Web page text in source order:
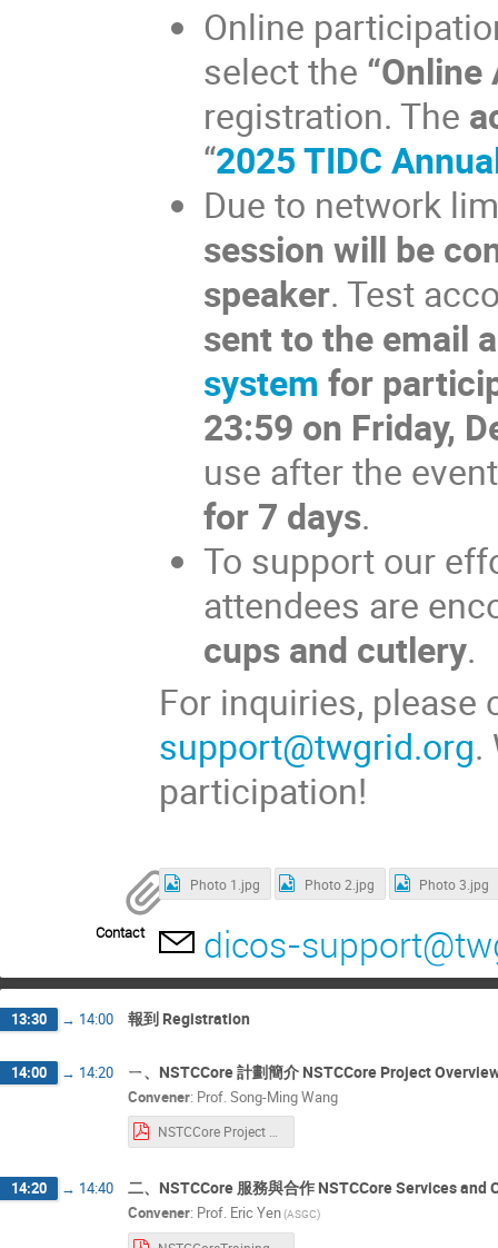
Online
select the
registration. The
“2025 TIDC
Due to network
session will be
speaker. Test
sent to the email
system for
23:59 on Friday,
use after the
for 7 days.
To support our
attendees are
cups and cutlery.
For inquiries,
support@twgrid.org.
participation!
Photo 1.jpg Photo 2.jpg Photo 3.jpg
Contact dicos-
13:30 → 14:00 報到 Registration
14:00 → 14:20 ㄧ、NSTCCore 計劃簡介 NSTCCore Project
Convener: Prof.Song-Ming Wang
14:20 → 14:40 二、NSTCCore 服務與合作 NSTCCore Services and
Convener: Prof. Eric Yen(ASGC)